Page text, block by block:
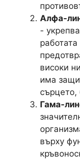
Алфа-
-
високи
има
сърцето,
Гама-
върху